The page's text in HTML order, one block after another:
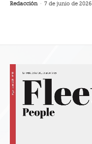
Redacción - 7 de junio de 2026